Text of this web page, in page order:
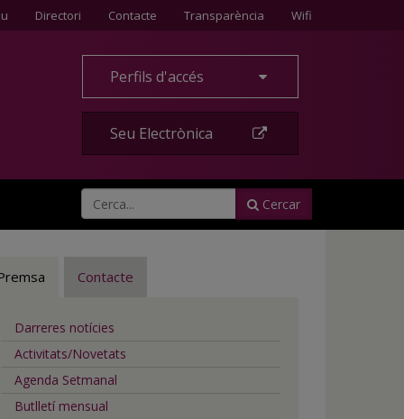
Directori Contacte
Contacte Transparència Wifi
Perfils d'accés
Seu Electrònica
Cercar
Contacte
Darreres notícies
Activitats/Novetats
Agenda Setmanal
Butlletí mensual